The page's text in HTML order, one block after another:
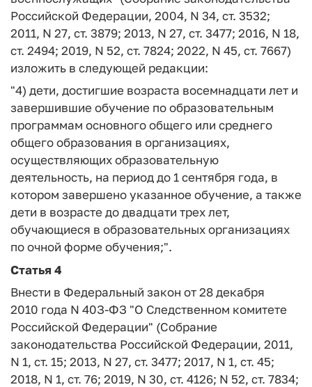
Российской Федерации, 2004, N 34, ст. 3532;
2011, N 27, ст. 3879; 2013, N 27, ст. 3477; 2016, N 18,
ст. 2494; 2019, N 52, ст. 7824; 2022, N 45, ст. 7667)
изложить в следующей редакции:
"4) дети, достигшие возраста восемнадцати лет и
завершившие обучение по образовательным
программам основного общего или среднего
общего образования в организациях,
осуществляющих образовательную
деятельность, на период до 1 сентября года, в
котором завершено указанное обучение, а также
дети в возрасте до двадцати трех лет,
обучающиеся в образовательных организациях
по очной форме обучения;".
Статья 4
Внести в Федеральный закон от 28 декабря
2010 года N 40З-ФЗ "О Следственном комитете
Российской Федерации" (Собрание
законодательства Российской Федерации, 2011,
N 1, ст. 15; 2013, N 27, ст. 3477; 2017, N 1, ст. 45;
2018, N 1, ст. 76; 2019, N 30, ст. 4126; N 52, ст. 7834;